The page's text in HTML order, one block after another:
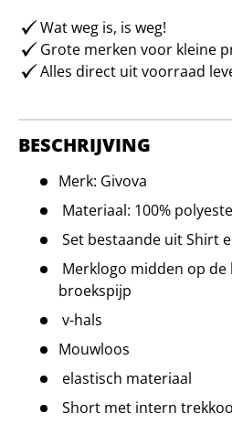
Wat weg is, is weg!
Grote merken voor kleine
Alles direct uit voorraad
BESCHRIJVING
Merk: Givova
Materiaal: 100%
Set bestaande uit Shirt
Merklogo midden op
broekspijp
v-hals
Mouwloos
elastisch materiaal
Short met intern